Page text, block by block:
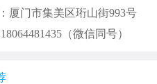
厦门市集美区珩山街993号
（微信同号）